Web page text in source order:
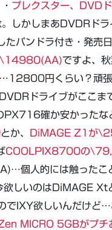
プレクスター、DVD
しかしまあDVDRド
パンドラ付き・発売
\14980(AA)ですよ、
…12800円くらい？頑
ドライブがここま
PX716確か安かったな
とか、 DiMAGE Z1が
COOLPIX8700の
個人的には触ったこ
しいのはDiMAGE Xt
IXY欲しいんだけど…
MICRO 5GBがプチ